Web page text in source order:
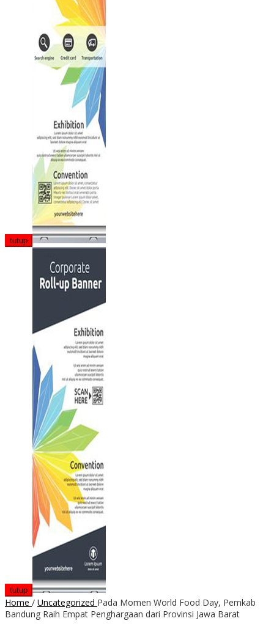
tutup
tutup
Home / Uncategorized Pada Momen World Food Day, Pemkab
Bandung Raih Empat Penghargaan dari Provinsi Jawa Barat